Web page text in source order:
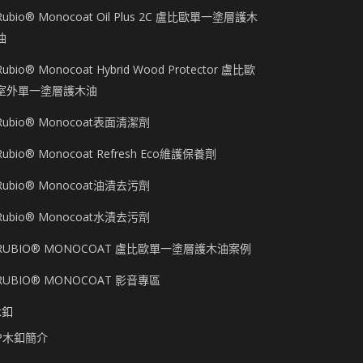
Monocoat Oil Plus 2C 盧比歐單一塗層護木
Monocoat Hybrid Wood Protector 盧比歐
外單一塗層護木油
Monocoat表面清潔劑
Monocoat Refresh Eco維護保養劑
Monocoat油漬去污劑
Monocoat水漬去污劑
MONOCOAT 盧比歐單一塗層護木油案例
MONOCOAT 影音專區
木釦簡介